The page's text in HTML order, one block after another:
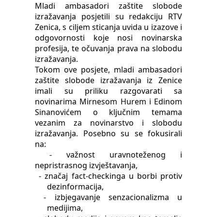
Mladi ambasadori zaštite slobode
izražavanja posjetili su redakciju RTV
Zenica, s ciljem sticanja uvida u izazove i
odgovornosti koje nosi novinarska
profesija, te očuvanja prava na slobodu
izražavanja.
Tokom ove posjete, mladi ambasadori
zaštite slobode izražavanja iz Zenice
imali su priliku razgovarati sa
novinarima Mirnesom Hurem i Edinom
Sinanovićem o ključnim temama
vezanim za novinarstvo i slobodu
izražavanja. Posebno su se fokusirali
na:
- važnost uravnoteženog i
nepristrasnog izvještavanja,
- značaj fact-checkinga u borbi protiv
dezinformacija,
- izbjegavanje senzacionalizma u
medijima,